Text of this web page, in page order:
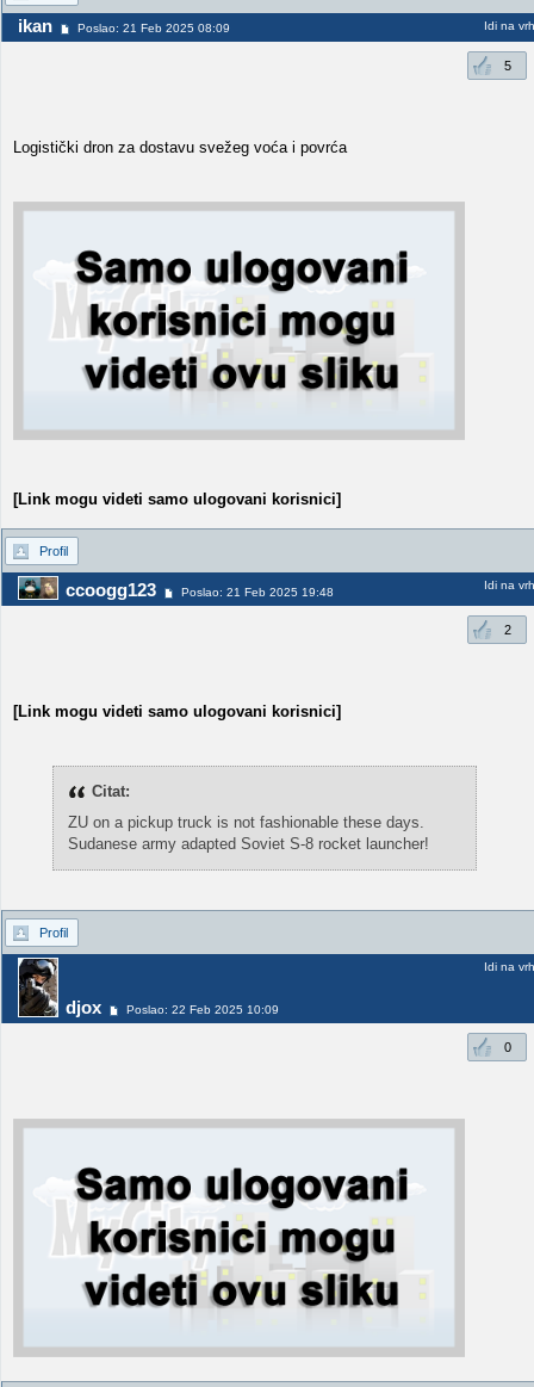
ikan Poslao: 21 Feb 2025 08:09 Idi na vrh
5
Logistički dron za dostavu svežeg voća i povrća
[Link mogu videti samo ulogovani korisnici]
Profil
ccoogg123 Poslao: 21 Feb 2025 19:48
Idi na vrh
2
[Link mogu videti samo ulogovani korisnici]
Citat:
ZU on a pickup truck is not fashionable these days.
Sudanese army adapted Soviet S-8 rocket launcher!
Profil
djox Poslao: 22 Feb 2025 10:09
Idi na vrh
0